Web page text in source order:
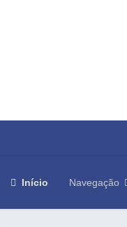
Início Navegação